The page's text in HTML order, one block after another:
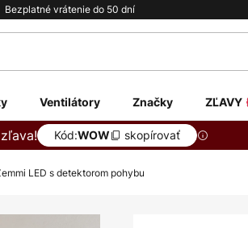
Bezplatné vrátenie do 50 dní
Ventilátory Značky ZĽAVY
Kód:WOW skopírovať
LED s detektorom pohybu